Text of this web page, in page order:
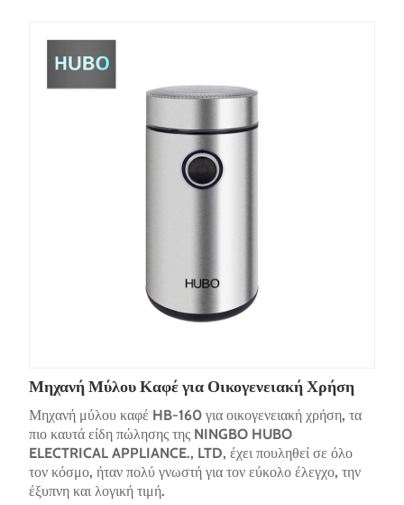
Μηχανή Μύλου Καφέ για Οικογενειακή Χρήση
Μηχανή μύλου καφέ HB-160 για οικογενειακή χρήση, τα
πιο καυτά είδη πώλησης της NINGBO HUBO
ELECTRICAL APPLIANCE., LTD, έχει πουληθεί σε όλο
τον κόσμο, ήταν πολύ γνωστή για τον εύκολο έλεγχο, την
έξυπνη και λογική τιμή.